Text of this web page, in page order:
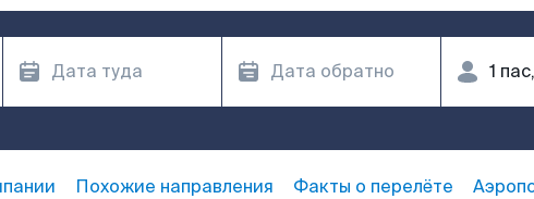
Похожие направления Факты о перелёте